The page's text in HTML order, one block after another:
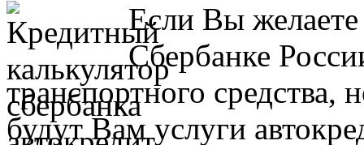
Если Вы
Сбербанке
транспортного средства,
будут Вам услуги